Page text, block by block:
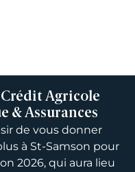
Agricole
& Assurances
de vous donner
à St-Samson pour
2026, qui aura lieu